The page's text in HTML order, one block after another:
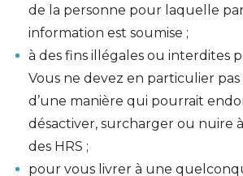
de la personne pour laquelle
information est soumise ;
à des fins illégales ou interdites
Vous ne devez en particulier
d’une manière qui pourrait
désactiver, surcharger ou nuire
des HRS ;
pour vous livrer à une